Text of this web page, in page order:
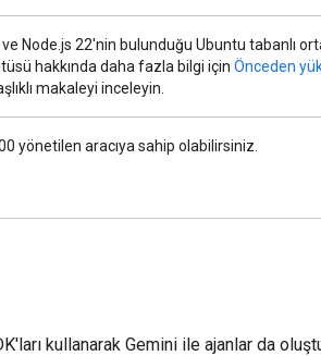
Node.js 22'nin bulunduğu Ubuntu tabanlı
hakkında daha fazla bilgi için Önceden
makaleyi inceleyin.
yönetilen aracıya sahip olabilirsiniz.
kullanarak Gemini ile ajanlar da